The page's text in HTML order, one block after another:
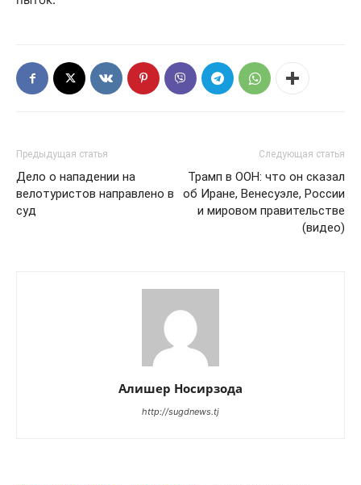
Предыдущая статья
Дело о нападении на
велотуристов направлено в
суд
Следующая статья
Трамп в ООН: что он сказал
об Иране, Венесуэле, России
и мировом правительстве
(видео)
Алишер Носирзода
http://sugdnews.tj